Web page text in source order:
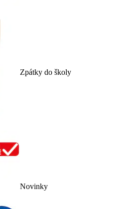
Zpátky do školy
Novinky